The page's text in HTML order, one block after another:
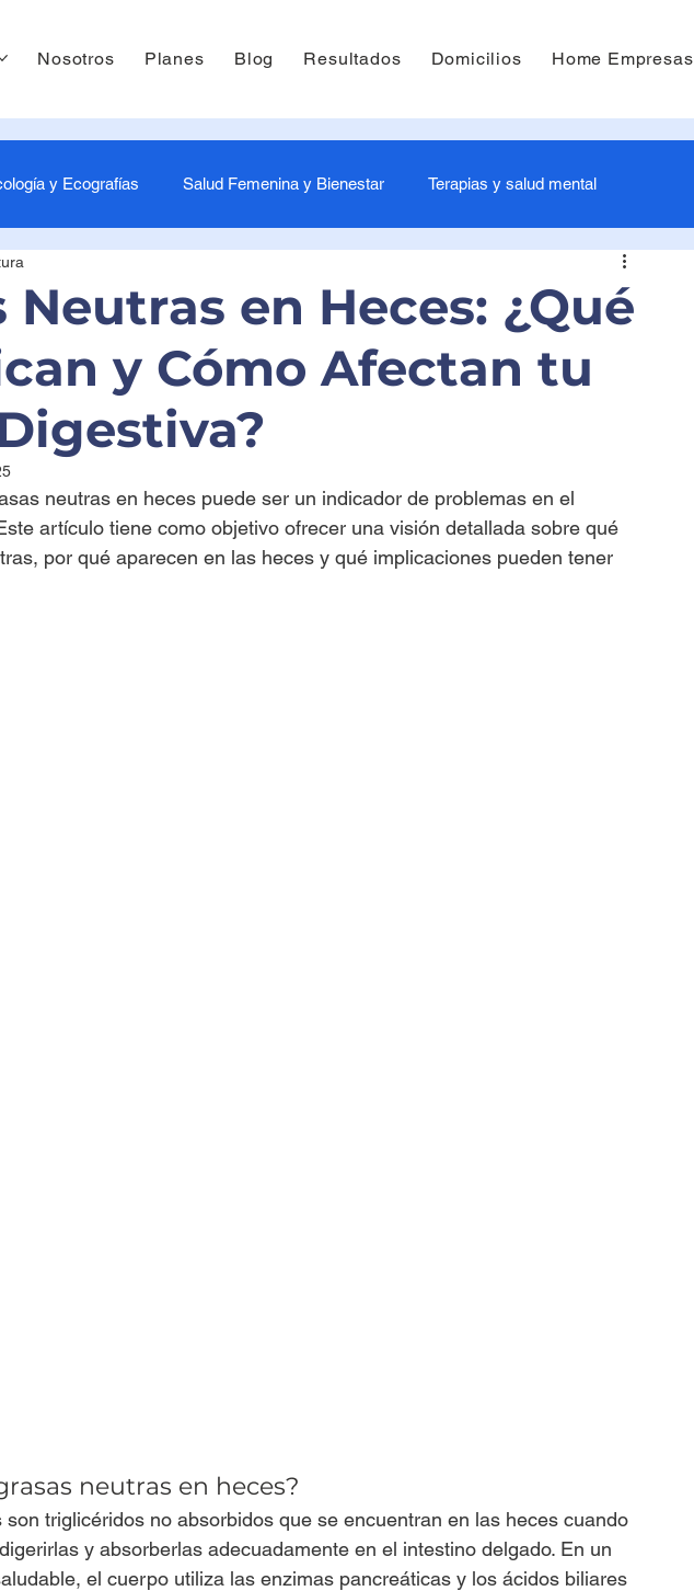
Nosotros Planes Blog Resultados Domicilios Home Empresas
y Ecografías Salud Femenina y Bienestar Terapias y salud mental
0-3 Meses - Estimulación tu bebés
10-12 Meses - Estimulación bebés Laboratorio Pruebas de ETS / ITS
Neutras en Heces: ¿Qué
y Cómo Afectan tu
neutras en heces puede ser un indicador de problemas en el
artículo tiene como objetivo ofrecer una visión detallada sobre qué
por qué aparecen en las heces y qué implicaciones pueden tener
neutras en heces?
son triglicéridos no absorbidos que se encuentran en las heces cuando
y absorberlas adecuadamente en el intestino delgado. En un
el cuerpo utiliza las enzimas pancreáticas y los ácidos biliares